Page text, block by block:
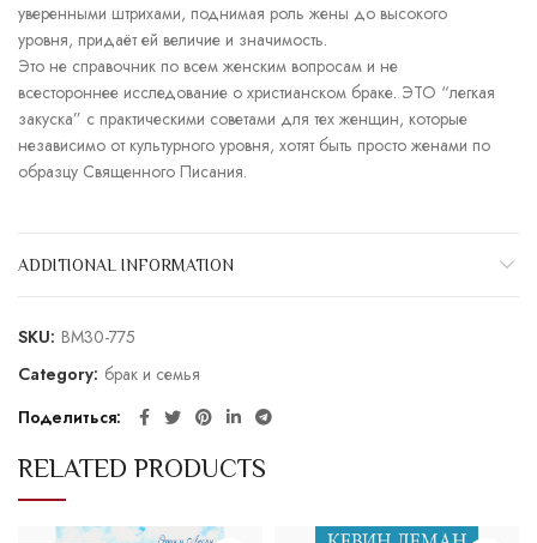
уверенными штрихами, поднимая роль жены до высокого
уровня, придаёт ей величие и значимость.
Это не справочник по всем женским вопросам и не
всестороннее исследование о христианском браке. ЭТО “легкая
закуска” с практическими советами для тех женщин, которые
независимо от культурного уровня, хотят быть просто женами по
образцу Священного Писания.
ADDITIONAL INFORMATION
SKU: BM30-775
Category: брак и семья
Поделиться
RELATED PRODUCTS